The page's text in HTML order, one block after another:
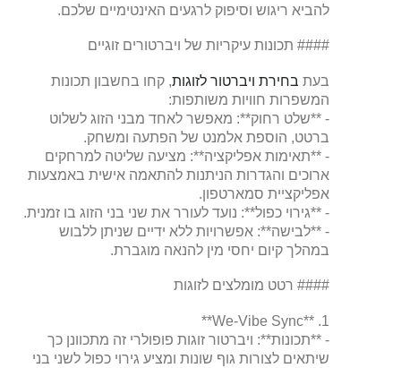
להביא ריגוש וסיפוק לרגעים האינטימיים שלכם.
#### תכונות עיקריות של ויברטורים זוגיים
בעת בחירת ויברטור לזוגות, קחו בחשבון תכונות
המשפרות חוויות משותפות:
- **שלט רחוק**: מאפשר לאחד מבני הזוג לשלוט
ברטט, הוספת אלמנט של הפתעה ומשחק.
- **תאימות אפליקציה**: מציעה שליטה למרחקים
ארוכים והגדרות הניתנות להתאמה אישית באמצעות
אפליקציית סמארטפון.
- **גירוי כפול**: נועד לעורר את שני בני הזוג בו זמנית.
- **לבישה**: אפשרויות ללא ידיים שניתן ללבוש
במהלך קיום יחסי מין להנאה מוגברת.
#### רטט מומלצים לזוגות
1. **We-Vibe Sync**
- **תכונות**: ויברטור זוגות פופולרי זה מתכוונן כך
שיתאים לצורות גוף שונות ומציע גירוי כפול לשני בני